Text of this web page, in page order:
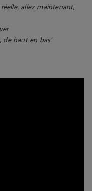
allez maintenant,
haut en bas’